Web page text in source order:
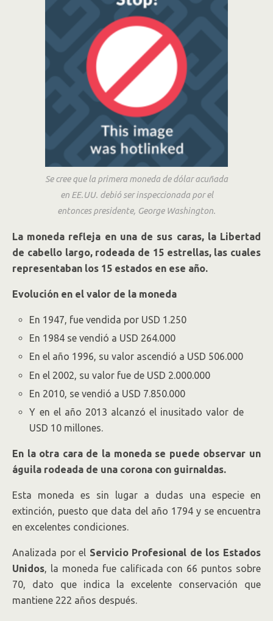
Se cree que la primera moneda de dólar acuñada
en EE.UU. debió ser inspeccionada por el
entonces presidente, George Washington.
La moneda refleja en una de sus caras, la Libertad
de cabello largo, rodeada de 15 estrellas, las cuales
representaban los 15 estados en ese año.
Evolución en el valor de la moneda
En 1947, fue vendida por USD 1.250
En 1984 se vendió a USD 264.000
En el año 1996, su valor ascendió a USD 506.000
En el 2002, su valor fue de USD 2.000.000
En 2010, se vendió a USD 7.850.000
Y en el año 2013 alcanzó el inusitado valor de
USD 10 millones.
En la otra cara de la moneda se puede observar un
águila rodeada de una corona con guirnaldas.
Esta moneda es sin lugar a dudas una especie en
extinción, puesto que data del año 1794 y se encuentra
en excelentes condiciones.
Analizada por el Servicio Profesional de los Estados
Unidos, la moneda fue calificada con 66 puntos sobre
70, dato que indica la excelente conservación que
mantiene 222 años después.